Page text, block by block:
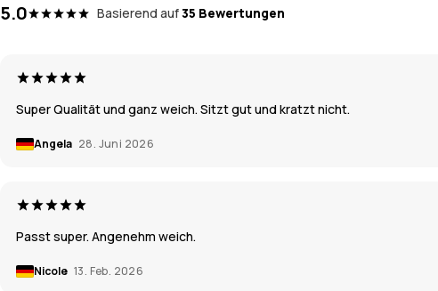
5.0 Basierend auf35 Bewertungen
Super Qualität und ganz weich. Sitzt gut und kratzt nicht.
Angela 28. Juni 2026
Passt super. Angenehm weich.
Nicole 13. Feb. 2026